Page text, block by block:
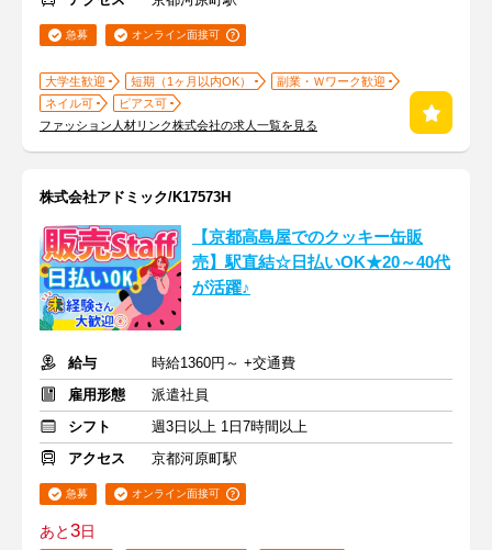
急募 オンライン面接可
大学生歓迎 短期（1ヶ月以内OK）
副業・Ｗワーク歓迎
ネイル可
ピアス可
ファッション人材リンク株式会社の求人一覧を見る
株式会社アドミック/K17573H
【京都高島屋でのクッキー缶販
売】駅直結☆日払いOK★20～40代
が活躍♪
給与
時給1360円～ +交通費
雇用形態
派遣社員
シフト
週3日以上 1日7時間以上
アクセス
京都河原町駅
急募 オンライン面接可
あと3日